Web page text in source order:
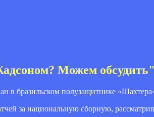
Можем обсудить"
в бразильском полузащитнике
за национальную сборную,